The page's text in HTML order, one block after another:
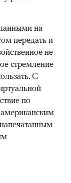
на
передать и
не
стремление
С
по